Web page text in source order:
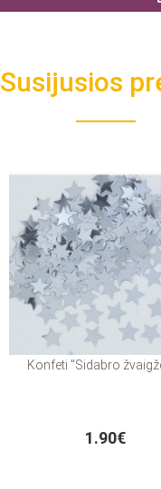
Susijusios
Konfeti "Sidabro
1.90€